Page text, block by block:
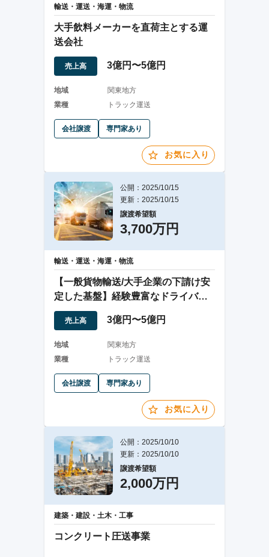
輸送・運送・海運・物流
大手飲料メーカーを直荷主とする運
送会社
売上高 3億円〜5億円
地域
関東地方
業種
トラック運送
会社譲渡 専門家あり
お気に入り
公開：2025/10/15
更新：2025/10/15
譲渡希望額
3,700万円
輸送・運送・海運・物流
【一般貨物輸送/大手企業の下請け安
定した基盤】経験豊富なドライバー
30名以上在籍
売上高 3億円〜5億円
地域
関東地方
業種
トラック運送
会社譲渡 専門家あり
お気に入り
公開：2025/10/10
更新：2025/10/10
譲渡希望額
2,000万円
建築・建設・土木・工事
コンクリート圧送事業